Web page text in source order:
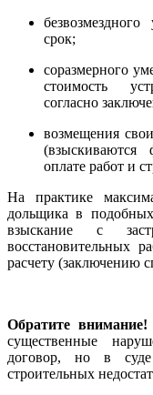
срок;
соразмерного
стоимость
согласно
возмещения
(взыскиваются
оплате работ и
На практике
дольщика в
взыскание с
восстановительных
расчету (заключению
Обратите внимание!
существенные
договор, но в суде
строительных